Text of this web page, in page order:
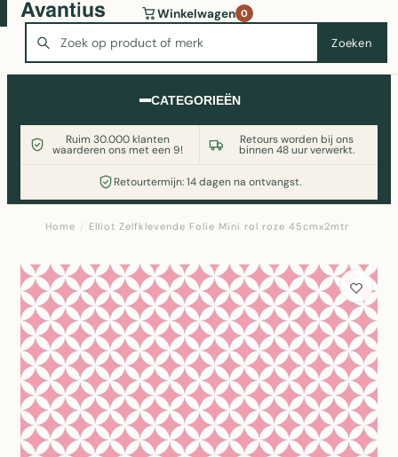
Zoeken
Winkelwagen 0
CATEGORIEËN
Ruim 30.000 klanten
waarderen ons met een 9!
Retours worden bij ons
binnen 48 uur verwerkt.
Retourtermijn: 14 dagen na ontvangst.
Wasmachine of koelkast nodig? Vergelijk alle prijzen op
Witgoedaanbod.nl
Home / Elliot Zelfklevende Folie Mini rol roze 45cmx2mtr